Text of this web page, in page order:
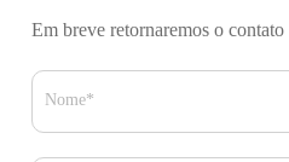
Em breve retornaremos o contato
Nome*